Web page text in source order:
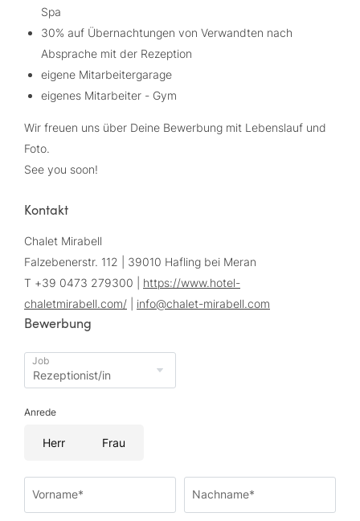
Spa
30% auf Übernachtungen von Verwandten nach
Absprache mit der Rezeption
eigene Mitarbeitergarage
eigenes Mitarbeiter - Gym
Wir freuen uns über Deine Bewerbung mit Lebenslauf und
Foto.
See you soon!
Kontakt
Chalet Mirabell
Falzebenerstr. 112 | 39010 Hafling bei Meran
T +39 0473 279300 | https://www.hotel-
chaletmirabell.com/
info@chalet-mirabell.com
Bewerbung
Job
Anrede
Herr Frau
Vorname* Nachname*